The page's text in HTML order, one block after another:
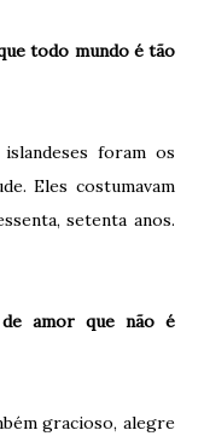
todo mundo é tão
foram os
Eles costumavam
setenta anos.
amor que não é
gracioso, alegre